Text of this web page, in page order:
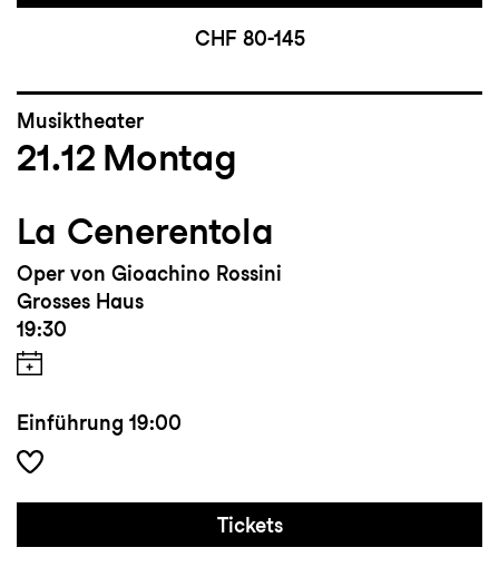
CHF 80-145
Musiktheater
21.12 Montag
La Cenerentola
Oper von Gioachino Rossini
Grosses Haus
19:30
Einführung 19:00
Tickets